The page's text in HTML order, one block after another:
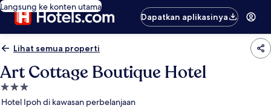
Langsung ke konten utama
Dapatkan aplikasinya
Lihat semua properti
Art Cottage Boutique Hotel
Properti
bintang
Hotel Ipoh di kawasan perbelanjaan